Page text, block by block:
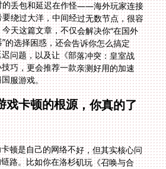
服游戏。
戏卡顿的根源，你真的了
顿是自己的网络不好，但其实核心问
链路。比如你在洛杉矶玩《召唤与合
脑出发，要经过美国本土节点、太平
干网，最后才到游戏服务器。每一段
——海底光缆的带宽有限，国内节点
数据就会被“排队”，延迟自然上去
免费加速器会限制流量，玩到一半突
带宽，别人一抢你就卡。像《皇室战
戏，差0.1秒的延迟就能决定胜负；
服活动，延迟高了连奖励都领不到；
成操作，卡顿会让你错过最佳时机。
欧洲留学时都经历过，试过七八款加